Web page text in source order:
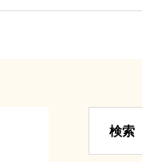
検索